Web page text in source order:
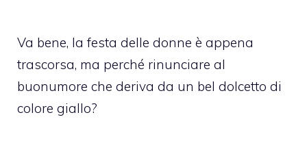
Va bene, la festa delle donne è appena
trascorsa, ma perché rinunciare al
buonumore che deriva da un bel dolcetto di
colore giallo?